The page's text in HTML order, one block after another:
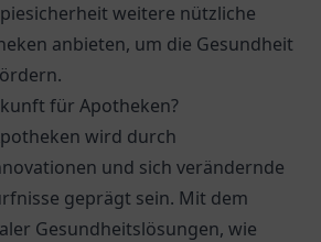
weitere nützliche
anbieten, um die Gesundheit
für Apotheken?
wird durch
und sich verändernde
geprägt sein. Mit dem
Gesundheitslösungen, wie